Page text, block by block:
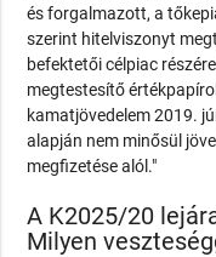
és forgalmazott, a
szerint hitelviszonyt
befektetői célpiac
megtestesítő
kamatjövedelem 2019.
alapján nem minősül
megfizetése alól."
A K2025/20
Milyen